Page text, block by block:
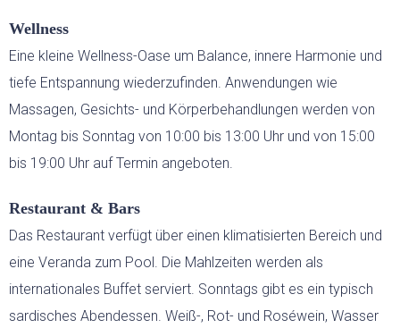
Wellness
Eine kleine Wellness-Oase um Balance, innere Harmonie und
tiefe Entspannung wiederzufinden. Anwendungen wie
Massagen, Gesichts- und Körperbehandlungen werden von
Montag bis Sonntag von 10:00 bis 13:00 Uhr und von 15:00
bis 19:00 Uhr auf Termin angeboten.
Restaurant & Bars
Das Restaurant verfügt über einen klimatisierten Bereich und
eine Veranda zum Pool. Die Mahlzeiten werden als
internationales Buffet serviert. Sonntags gibt es ein typisch
sardisches Abendessen. Weiß-, Rot- und Roséwein, Wasser